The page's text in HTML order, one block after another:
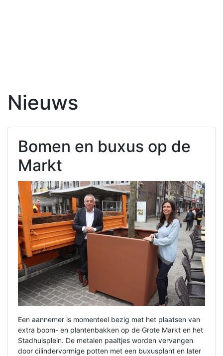
Nieuws
Bomen en buxus op de
Markt
Een aannemer is momenteel bezig met het plaatsen van
extra boom- en plantenbakken op de Grote Markt en het
Stadhuisplein. De metalen paaltjes worden vervangen
door cilindervormige potten met een buxusplant en later